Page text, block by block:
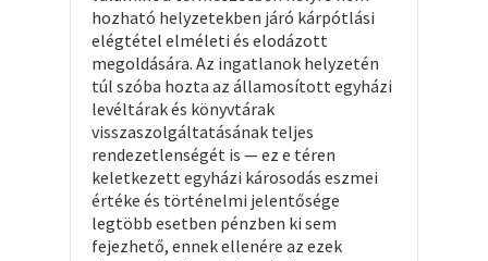
hozható helyzetekben járó kárpótlási
elégtétel elméleti és elodázott
megoldására. Az ingatlanok helyzetén
túl szóba hozta az államosított egyházi
levéltárak és könyvtárak
visszaszolgáltatásának teljes
rendezetlenségét is — ez e téren
keletkezett egyházi károsodás eszmei
értéke és történelmi jelentősége
legtöbb esetben pénzben ki sem
fejezhető, ennek ellenére az ezek